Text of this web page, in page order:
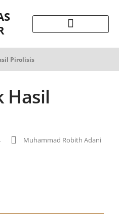
Pirolisis
Hasil
Muhammad Robith Adani